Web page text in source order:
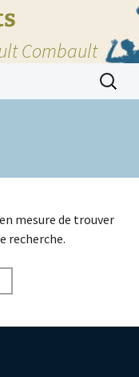
Combault
mesure de trouver
recherche.